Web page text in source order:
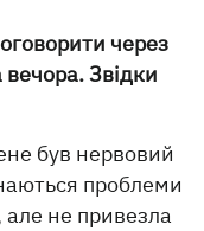
через
вечора. Звідки
був нервовий
проблеми
не привезла